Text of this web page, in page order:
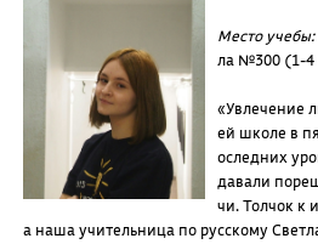
Место учебы:
ла №300 (1-4
«Увлечение
ей школе в
оследних
давали
чи. Толчок к
а наша учительница по русскому